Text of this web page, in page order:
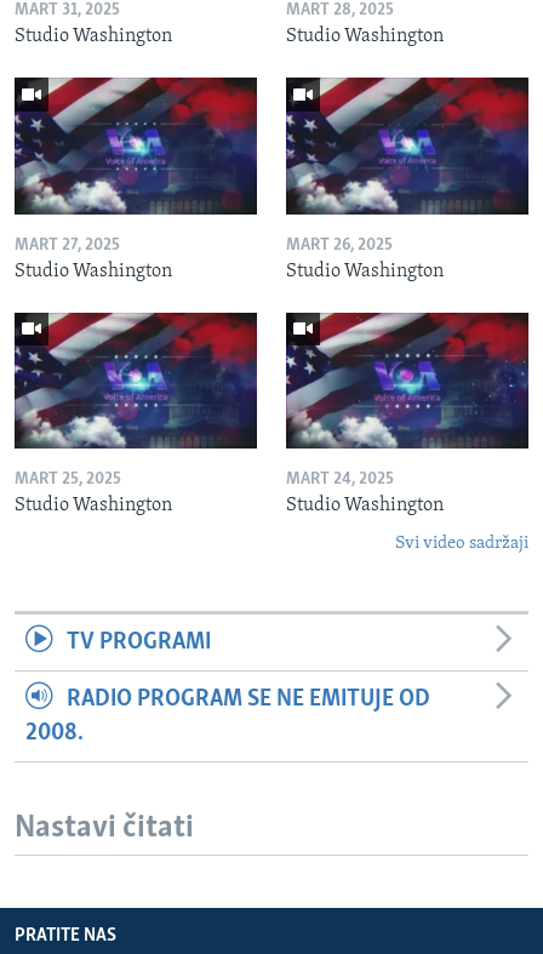
MART 31, 2025
Studio Washington
MART 28, 2025
Studio Washington
MART 27, 2025
Studio Washington
MART 26, 2025
Studio Washington
MART 25, 2025
Studio Washington
MART 24, 2025
Studio Washington
Svi video sadržaji
TV PROGRAMI
RADIO PROGRAM SE NE EMITUJE OD
2008.
Nastavi čitati
PRATITE NAS